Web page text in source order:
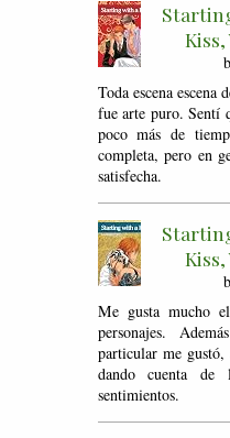
Kiss,
Toda escena
fue arte puro. Sentí
poco más de
completa, pero en
satisfecha.
Kiss,
Me gusta mucho
personajes.
particular me gustó,
dando cuenta
sentimientos.